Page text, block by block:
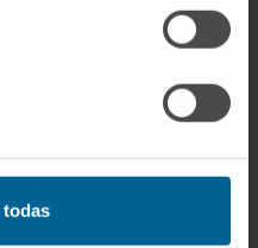
todas
transformados en la
en los modelos
artificial y en la
sináptica.
of ideas» fue